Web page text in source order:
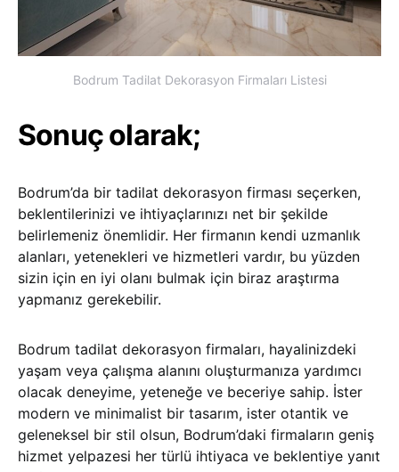
Bodrum Tadilat Dekorasyon Firmaları Listesi
Sonuç olarak;
Bodrum’da bir tadilat dekorasyon firması seçerken,
beklentilerinizi ve ihtiyaçlarınızı net bir şekilde
belirlemeniz önemlidir. Her firmanın kendi uzmanlık
alanları, yetenekleri ve hizmetleri vardır, bu yüzden
sizin için en iyi olanı bulmak için biraz araştırma
yapmanız gerekebilir.
Bodrum tadilat dekorasyon firmaları, hayalinizdeki
yaşam veya çalışma alanını oluşturmanıza yardımcı
olacak deneyime, yeteneğe ve beceriye sahip. İster
modern ve minimalist bir tasarım, ister otantik ve
geleneksel bir stil olsun, Bodrum’daki firmaların geniş
hizmet yelpazesi her türlü ihtiyaca ve beklentiye yanıt